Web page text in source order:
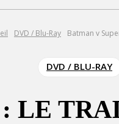
DVD / Blu-Ray Batman v
DVD / BLU-RAY
LE